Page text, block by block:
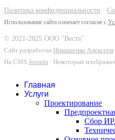
Политика конфиденциальности ·
Использование сайта означает согласие с
© 2021-2025 ООО "Веста"
Сайт разработан Никишенко Алексеем
На CMS Joomla · Некоторые
Главная
Услуги
Проектирование
Сбор